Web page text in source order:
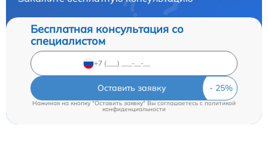
Бесплатная консультация со
специалистом
Оставить заявку
Нажимая на кнопку "Оставить заявку" Вы соглашаетесь cполитикой
конфиденциальности